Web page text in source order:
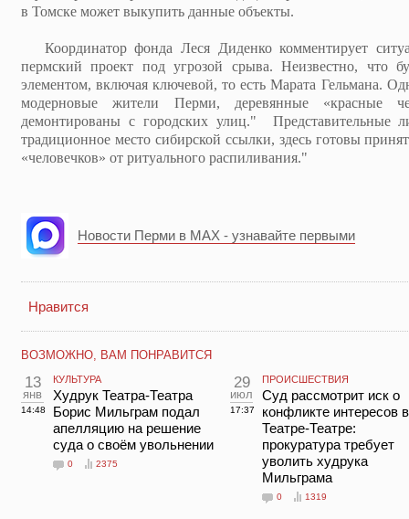
в Томске может выкупить данные объекты.
Координатор фонда Леся Диденко комментирует
пермский проект под угрозой срыва. Неизвестно, что
элементом, включая ключевой, то есть Марата Гельмана.
модерновые жители Перми, деревянные «красные
демонтированы с городских улиц." Представительные
традиционное место сибирской ссылки, здесь готовы
«человечков» от ритуального распиливания."
Новости Перми в MAX - узнавайте первыми
Нравится
ВОЗМОЖНО, ВАМ ПОНРАВИТСЯ
13
янв
14:48
КУЛЬТУРА
Худрук Театра-Театра
Борис Мильграм подал
апелляцию на решение
суда о своём увольнении
0 2375
29
июл
17:37
ПРОИСШЕСТВИЯ
Суд рассмотрит иск о
конфликте интересов в
Театре-Театре:
прокуратура требует
уволить худрука
Мильграма
0 1319